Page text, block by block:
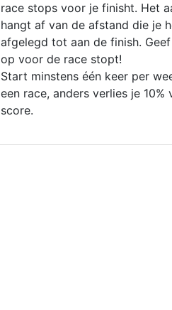
race stops voor je finisht. Het
hangt af van de afstand die je
afgelegd tot aan de finish.
op voor de race stopt!
Start minstens één keer per
een race, anders verlies je 10%
score.